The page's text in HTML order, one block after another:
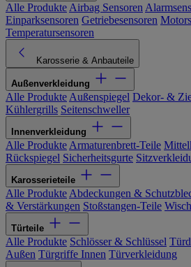
Alle Produkte Airbag Sensoren
Einparksensoren Getriebesensoren
Temperatursensoren
Karosserie & Anbauteile
Außenverkleidung
Alle Produkte Außenspiegel Dekor- &
Kühlergrills Seitenschweller
Innenverkleidung
Alle Produkte Armaturenbrett-Teile
Rückspiegel Sicherheitsgurte
Karosserieteile
Alle Produkte Abdeckungen &
& Verstärkungen Stoßstangen-Teile
Türteile
Alle Produkte Schlösser & Schlüssel
Außen Türgriffe Innen Türverkleidung